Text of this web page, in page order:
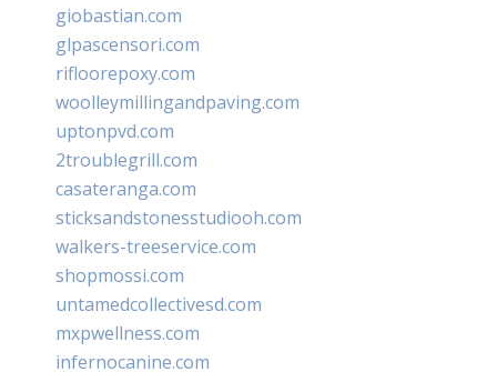
giobastian.com
glpascensori.com
rifloorepoxy.com
woolleymillingandpaving.com
uptonpvd.com
2troublegrill.com
casateranga.com
sticksandstonesstudiooh.com
walkers-treeservice.com
shopmossi.com
untamedcollectivesd.com
mxpwellness.com
infernocanine.com